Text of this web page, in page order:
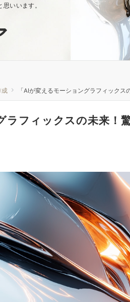
いいます。
成 「AIが変えるモーショングラフィックス
ラフィックスの未来！